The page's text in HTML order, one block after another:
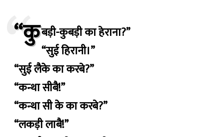
“कुबड़ी-कुबड़ी का हेराना?”
“सुई हिरानी।”
“सुई लैके का करबे?”
“कन्था सीबै!”
“कन्था सी के का करबे?”
“लकड़ी लाबै!”